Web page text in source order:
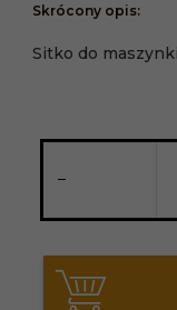
Skrócony opis:
Sitko do